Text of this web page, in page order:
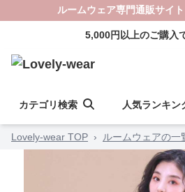
ルームウェア専門通販サイ
5,000円以上のご購入
カテゴリ検索 人気ランキン
Lovely-wear TOP › ルームウェアの一